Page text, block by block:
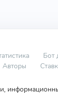
Бот
Авторы